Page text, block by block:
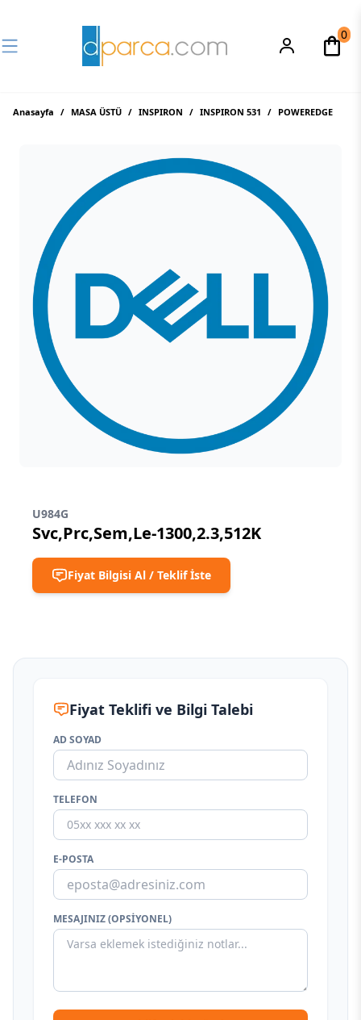
0
Anasayfa / MASA ÜSTÜ / INSPIRON / INSPIRON 531 / POWEREDGE
U984G
Svc,Prc,Sem,Le-1300,2.3,512K
Fiyat Bilgisi Al / Teklif İste
Fiyat Teklifi ve Bilgi Talebi
AD SOYAD
TELEFON
E-POSTA
MESAJINIZ (OPSIYONEL)